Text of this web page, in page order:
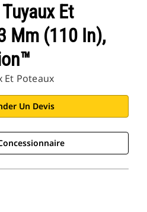
Et
Mm (110 In),
Et Poteaux
Un Devis